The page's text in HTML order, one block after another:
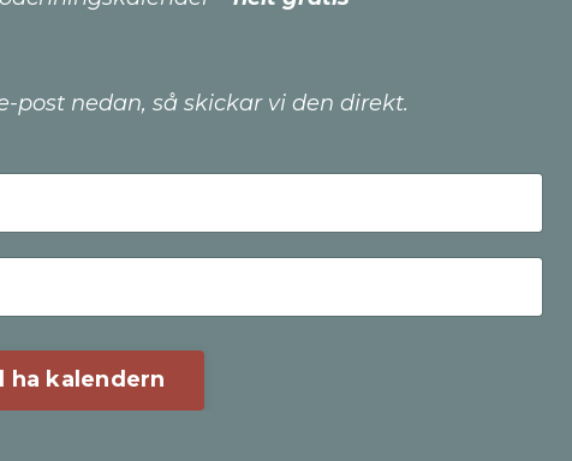
nedan, så skickar vi den direkt.
ha kalendern